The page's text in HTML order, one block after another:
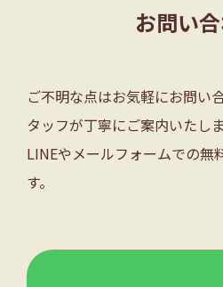
お問い
ご不明な点はお気軽にお問い
タッフが丁寧にご案内いたしま
LINEやメールフォームでの無
す。